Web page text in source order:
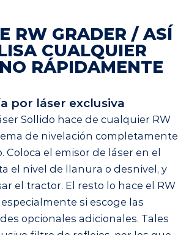
RW GRADER / ASÍ
CUALQUIER
RÁPIDAMENTE
por láser exclusiva
Sollido hace de cualquier RW
de nivelación completamente
Coloca el emisor de láser en el
el nivel de llanura o desnivel, y
el tractor. El resto lo hace el RW
si escoge las
opcionales adicionales. Tales